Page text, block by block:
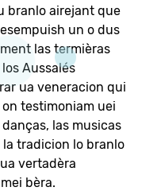
branlo airejant que
un o dus
las termièras
Aussalés
ua veneracion qui
testimoniam uei
las musicas
la tradicion lo branlo
vertadèra
bèra.